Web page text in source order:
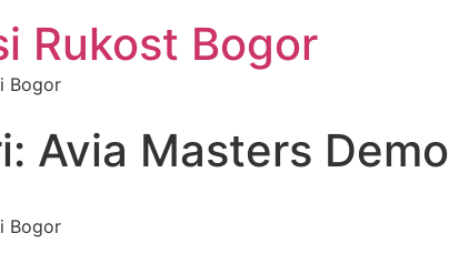
Rukost Bogor
Bogor
Avia Masters Demo
Bogor